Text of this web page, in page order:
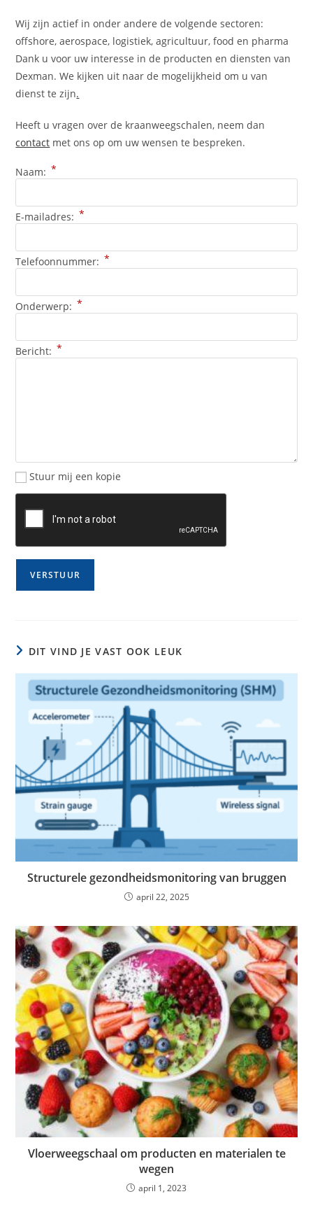
Wij zijn actief in onder andere de volgende sectoren:
offshore, aerospace, logistiek, agricultuur, food en pharma
Dank u voor uw interesse in de producten en diensten van
Dexman. We kijken uit naar de mogelijkheid om u van
dienst te zijn.
Heeft u vragen over de kraanweegschalen, neem dan
contact met ons op om uw wensen te bespreken.
Naam: *
E-mailadres: *
Telefoonnummer: *
Onderwerp: *
Bericht: *
Stuur mij een kopie
DIT VIND JE VAST OOK LEUK
Structurele gezondheidsmonitoring van bruggen
april 22, 2025
Vloerweegschaal om producten en materialen te
wegen
april 1, 2023